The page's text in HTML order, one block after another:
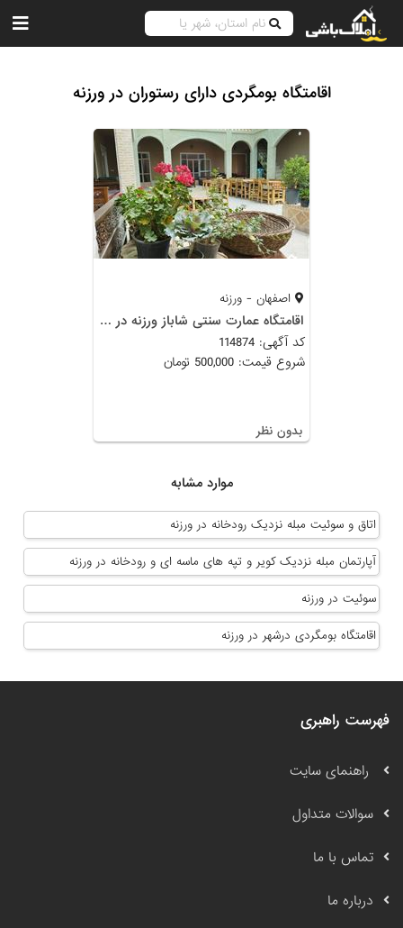
اقامتگاه بومگردی دارای رستوران در ورزنه
اصفهان - ورزنه
اقامتگاه عمارت سنتی شاباز ورزنه در شهرکویر ورزنه
کد آگهی: 114874
شروع قیمت: 500,000 تومان
بدون نظر
موارد مشابه
اتاق و سوئیت مبله نزدیک رودخانه در ورزنه
آپارتمان مبله نزدیک کویر و تپه های ماسه ای و رودخانه در ورزنه
سوئیت در ورزنه
اقامتگاه بومگردی درشهر در ورزنه
فهرست راهبری
راهنمای سایت
سوالات متداول
تماس با ما
درباره ما